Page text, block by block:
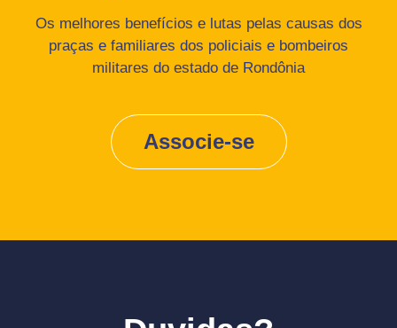
Os melhores benefícios e lutas pelas causas dos
praças e familiares dos policiais e bombeiros
militares do estado de Rondônia
Associe-se